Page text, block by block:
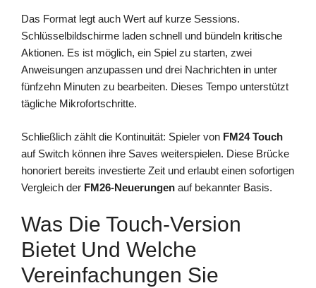
Das Format legt auch Wert auf kurze Sessions.
Schlüsselbildschirme laden schnell und bündeln kritische
Aktionen. Es ist möglich, ein Spiel zu starten, zwei
Anweisungen anzupassen und drei Nachrichten in unter
fünfzehn Minuten zu bearbeiten. Dieses Tempo unterstützt
tägliche Mikrofortschritte.
Schließlich zählt die Kontinuität: Spieler von FM24 Touch
auf Switch können ihre Saves weiterspielen. Diese Brücke
honoriert bereits investierte Zeit und erlaubt einen sofortigen
Vergleich der FM26-Neuerungen auf bekannter Basis.
Was Die Touch-Version
Bietet Und Welche
Vereinfachungen Sie